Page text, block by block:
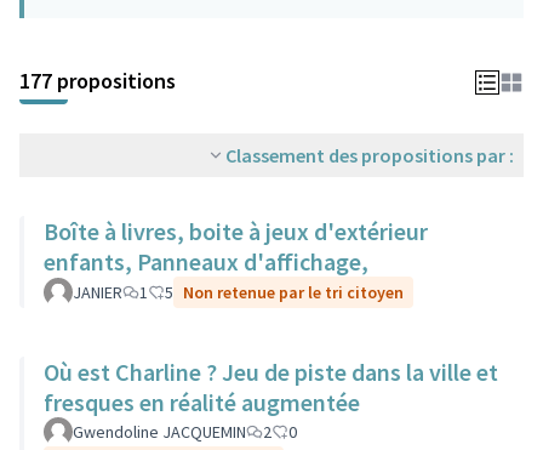
177 propositions
Classement des propositions par :
Boîte à livres, boite à jeux d'extérieur
enfants, Panneaux d'affichage,
JANIER 1 5 Non retenue par le tri citoyen
Où est Charline ? Jeu de piste dans la ville et
fresques en réalité augmentée
Gwendoline JACQUEMIN 2
0